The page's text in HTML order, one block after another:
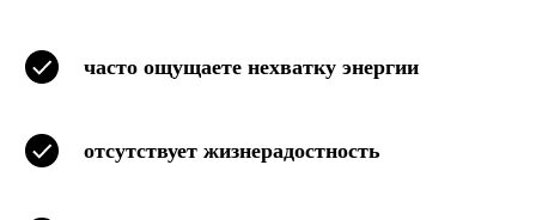
часто ощущаете нехватку энергии
отсутствует жизнерадостность